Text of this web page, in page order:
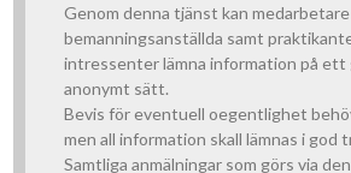
Genom denna tjänst kan medarbetare
bemanningsanställda samt
intressenter lämna information på ett
anonymt sätt.
Bevis för eventuell oegentlighet
men all information skall lämnas i god
Samtliga anmälningar som görs via